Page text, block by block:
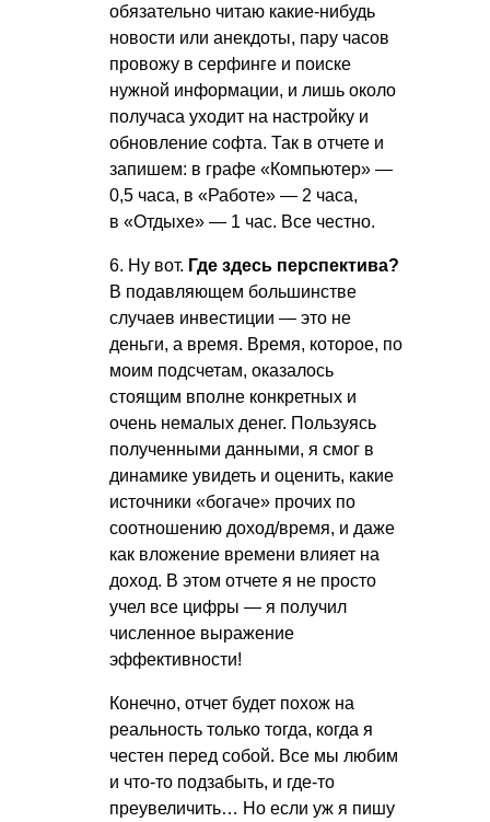
обязательно читаю какие-нибудь
новости или анекдоты, пару часов
провожу в серфинге и поиске
нужной информации, и лишь около
получаса уходит на настройку и
обновление софта. Так в отчете и
запишем: в графе «Компьютер» —
0,5 часа, в «Работе» — 2 часа,
в «Отдыхе» — 1 час. Все честно.
6. Ну вот. Где здесь перспектива?
В подавляющем большинстве
случаев инвестиции — это не
деньги, а время. Время, которое, по
моим подсчетам, оказалось
стоящим вполне конкретных и
очень немалых денег. Пользуясь
полученными данными, я смог в
динамике увидеть и оценить, какие
источники «богаче» прочих по
соотношению доход/время, и даже
как вложение времени влияет на
доход. В этом отчете я не просто
учел все цифры — я получил
численное выражение
эффективности!
Конечно, отчет будет похож на
реальность только тогда, когда я
честен перед собой. Все мы любим
и что-то подзабыть, и где-то
преувеличить… Но если уж я пишу